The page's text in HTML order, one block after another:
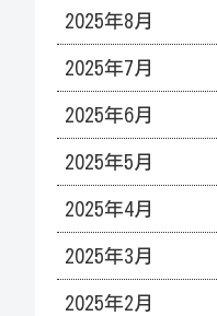
2025年8月
2025年7月
2025年6月
2025年5月
2025年4月
2025年3月
2025年2月